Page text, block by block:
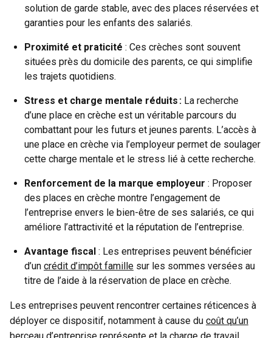
solution de garde stable, avec des places réservées et
garanties pour les enfants des salariés.
Proximité et praticité : Ces crèches sont souvent
situées près du domicile des parents, ce qui simplifie
les trajets quotidiens.
Stress et charge mentale réduits : La recherche
d’une place en crèche est un véritable parcours du
combattant pour les futurs et jeunes parents. L’accès à
une place en crèche via l’employeur permet de soulager
cette charge mentale et le stress lié à cette recherche.
Renforcement de la marque employeur : Proposer
des places en crèche montre l’engagement de
l’entreprise envers le bien-être de ses salariés, ce qui
améliore l’attractivité et la réputation de l’entreprise.
Avantage fiscal : Les entreprises peuvent bénéficier
d’un crédit d’impôt famille sur les sommes versées au
titre de l’aide à la réservation de place en crèche.
Les entreprises peuvent rencontrer certaines réticences à
déployer ce dispositif, notamment à cause du coût qu’un